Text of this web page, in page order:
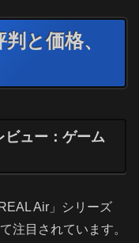
と価格、
ビュー：ゲーム
Air」シリーズ
注目されています。